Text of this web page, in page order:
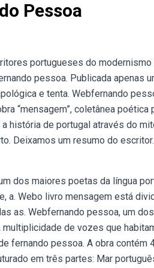
Pessoa
portugueses do
pessoa. Publicada apenas
e tenta. Webfernando
“mensagem”, coletânea poética
história de portugal através do
Deixamos um resumo do
dos maiores poetas da língua
Webo livro mensagem está
as. Webfernando pessoa, um
de vozes que
fernando pessoa. A obra contém
em três partes: Mar